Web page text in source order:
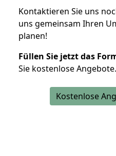
Kontaktieren Sie uns
uns gemeinsam Ihren
planen!
Füllen Sie jetzt das
Sie kostenlose Angebote.
Kostenlose